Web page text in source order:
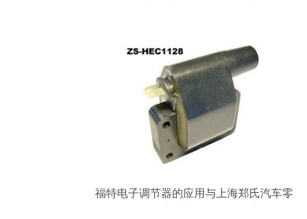
福特电子调节器的应用与上海郑氏汽车零